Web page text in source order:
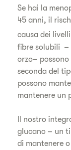
Se hai la
45 anni, il
causa dei
fibre solubili –
orzo–
seconda del
possono
mantenere un
Il nostro
glucano – un
di mantenere